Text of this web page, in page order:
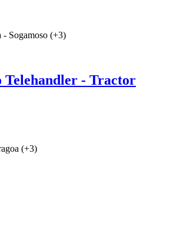
Sogamoso (+3)
Telehandler - Tractor
(+3)